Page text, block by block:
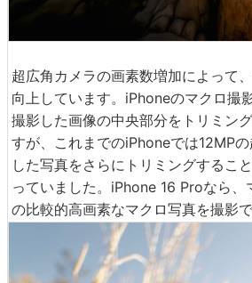
超広角カメラの画素数増加によって
向上しています。iPhoneのマクロ撮
撮影した画像の中央部分をトリミン
すが、これまでのiPhoneでは12MP
した写真をさらにトリミングするこ
っていました。iPhone 16 Proなら、
の比較的高画素なマクロ写真を撮影で